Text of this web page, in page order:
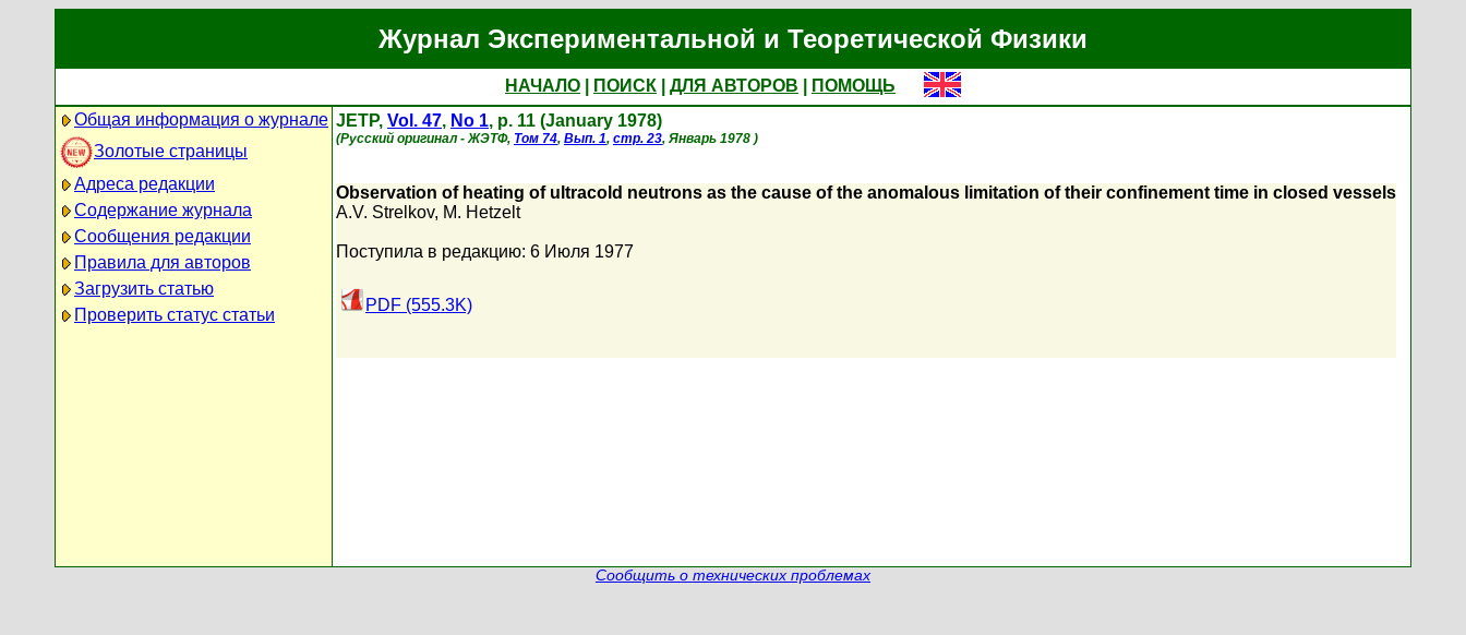
Журнал Экспериментальной и Теоретической Физики
НАЧАЛО ПОИСК ДЛЯ АВТОРОВ
ПОМОЩЬ
Общая информация о журнале
Золотые страницы
Адреса редакции
Содержание журнала
Сообщения редакции
Правила для авторов
Загрузить статью
Проверить статус статьи
JETP, Vol. 47, No 1, p. 11 (January 1978)
(Русский оригинал - ЖЭТФ, Том 74, Вып. 1, стр. 23, Январь 1978 )
Observation of heating of ultracold neutrons as the cause of the anomalous limitation of their confinement time in closed vessels
A.V. Strelkov, M. Hetzelt
Поступила в редакцию: 6 Июля 1977
PDF (555.3K)
Сообщить о технических проблемах